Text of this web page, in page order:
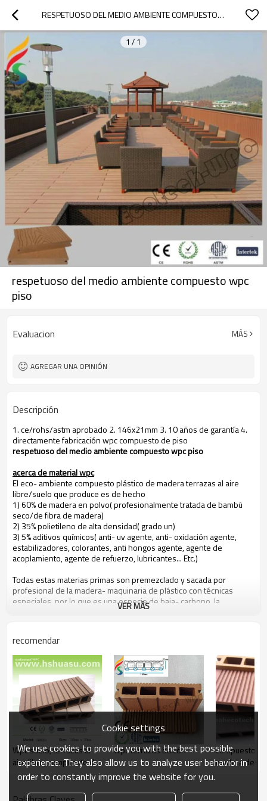
RESPETUOSO DEL MEDIO AMBIENTE COMPUESTO WPC PISO
1 / 1
respetuoso del medio ambiente compuesto wpc
piso
Evaluacion MÁS
AGREGAR UNA OPINIÓN
Descripción
1. ce/rohs/astm aprobado 2. 146x21mm 3. 10 años de garantía 4.
directamente fabricación wpc compuesto de piso
respetuoso del medio ambiente compuesto wpc piso
acerca de material wpc
El eco- ambiente compuesto plástico de madera terrazas al aire
libre/suelo que produce es de hecho
1) 60% de madera en polvo( profesionalmente tratada de bambú
seco/de fibra de madera)
2) 35% polietileno de alta densidad( grado un)
3) 5% aditivos químicos( anti- uv agente, anti- oxidación agente,
estabilizadores, colorantes, anti hongos agente, agente de
acoplamiento, agente de refuerzo, lubricantes... Etc.)
Todas estas materias primas son premezclado y sacada por
profesional de la madera- maquinaria de plástico con técnicas
especiales, por lo que es una especie de baja- carbono, la
protección del medio ambiente y reciclables nuevo material.
las personas pueden beneficiarse de hohecotech vida por los
atributos siguientes
1. respetuoso del medio ambiente, 100% reciclado.
2. un mantenimiento bajo
3. de fácilinstalación
4. resistencia a la temperatura, adecuados a partir de- 29& deg; a c
+51& deg; c
5. larga- duración de usar( 10 años de garantía)
6. agua- una prueba, la humedad- a prueba de, deinsectos- a
prueba de
7. con olor a madera, sensación muy natural
8. resistencia a los uv, resistente a la decoloración duradera
9. aspecto elegante
10. Incluso, la estabilidad dimensional
VER MÁS
recomendar
Wpc suelo, terrazas al
aire libre, compuesto de
la cubierta
wpc terrazas balcón
compuesto
madera
Cookie settings
We use cookies to provide you with the best possible
experience. They also allow us to analyze user behavior in
order to constantly improve the website for you.